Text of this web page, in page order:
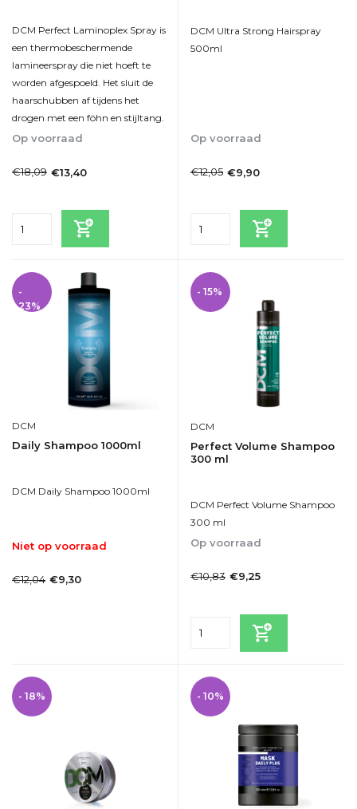
DCM Perfect Laminoplex Spray is
een thermobeschermende
lamineerspray die niet hoeft te
worden afgespoeld. Het sluit de
haarschubben af ​​tijdens het
drogen met een föhn en stijltang.
Op voorraad
€18,09 €13,40
DCM Ultra Strong Hairspray
500ml
Op voorraad
€12,05 €9,90
-
23%
DCM
Daily Shampoo 1000ml
DCM Daily Shampoo 1000ml
Niet op voorraad
€12,04 €9,30
- 15%
DCM
Perfect Volume Shampoo
300 ml
DCM Perfect Volume Shampoo
300 ml
Op voorraad
€10,83 €9,25
- 18% - 10%